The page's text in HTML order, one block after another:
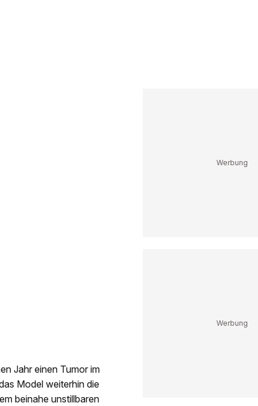
Jahr einen Tumor im
Model weiterhin die
beinahe unstillbaren